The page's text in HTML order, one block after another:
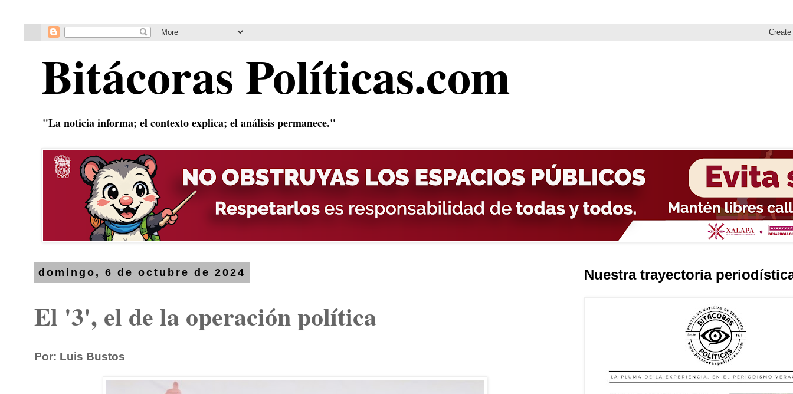
Bitácoras Políticas.com
"La noticia informa; el contexto explica; el análisis permanece."
domingo, 6 de octubre de 2024
El '3', el de la operación política
Por: Luis Bustos
Nuestra trayectoria